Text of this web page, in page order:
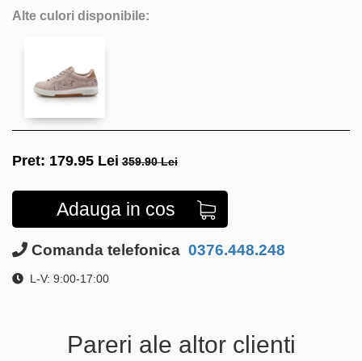
Alte culori disponibile:
Pret: 179.95 Lei 359.90 Lei
Adauga in cos
Comanda telefonica 0376.448.248
L-V: 9:00-17:00
Pareri ale altor clienti